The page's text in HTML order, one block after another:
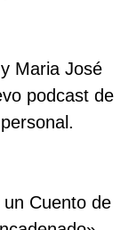
Maria José
podcast de
Cuento de